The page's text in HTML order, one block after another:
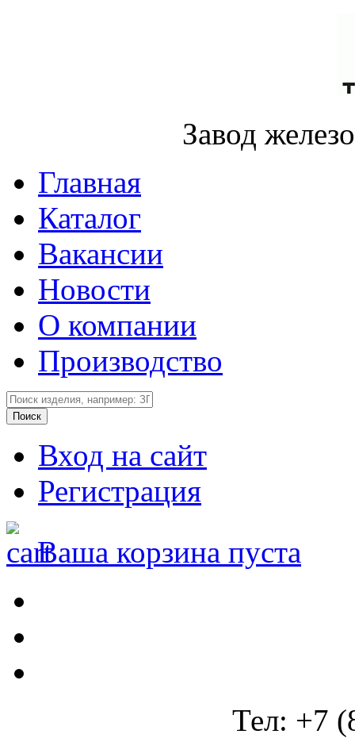
Завод
Главная
Каталог
Вакансии
Новости
О компании
Производство
Вход на сайт
Регистрация
Ваша корзина пуста
Тел: +7